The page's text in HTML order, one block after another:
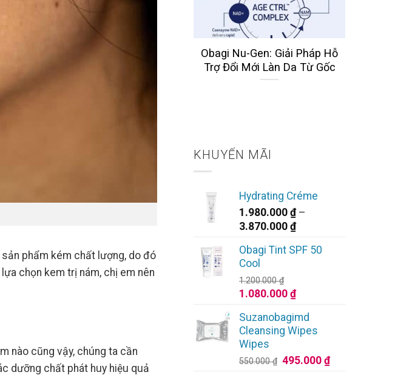
phẩm kém chất lượng, do đó
chọn kem trị nám, chị em nên
nào cũng vậy, chúng ta cần
dưỡng chất phát huy hiệu quả
Obagi Nu-Gen: Giải Pháp Hỗ
Trợ Đổi Mới Làn Da Từ Gốc
KHUYẾN MÃI
Hydrating Créme
1.980.000 ₫ –
3.870.000 ₫Khoảng
từ
3.870.000 ₫
Obagi Tint SPF 50
Cool
1.200.000₫
Giá
là:
1.200.000 ₫.
1.080.000 ₫Giá
tại
là:
Suzanobagimd
Cleansing Wipes
Wipes
550.000₫ Giá
495.000₫Giá